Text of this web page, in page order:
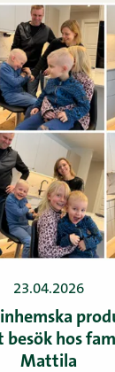
23.04.2026
besök hos
Mattila